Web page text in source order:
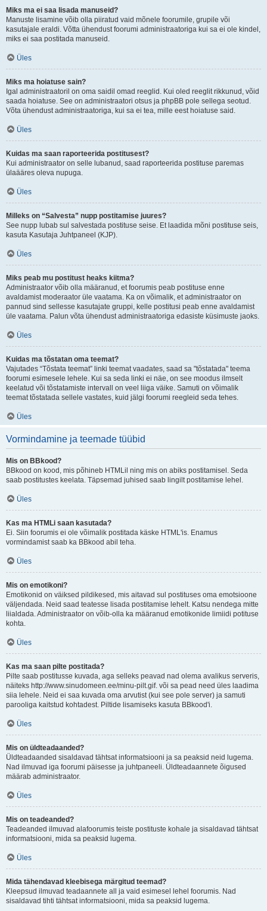
Miks ma ei saa lisada manuseid?
Manuste lisamine võib olla piiratud vaid mõnele foorumile, grupile või
kasutajale eraldi. Võtta ühendust foorumi administraatoriga kui sa ei ole kindel,
miks ei saa postitada manuseid.
Üles
Miks ma hoiatuse sain?
Igal administraatoril on oma saidil omad reeglid. Kui oled reeglit rikkunud, võid
saada hoiatuse. See on administraatori otsus ja phpBB pole sellega seotud.
Võta ühendust administraatoriga, kui sa ei tea, mille eest hoiatuse said.
Üles
Kuidas ma saan raporteerida postitusest?
Kui administraator on selle lubanud, saad raporteerida postituse paremas
ülaääres oleva nupuga.
Üles
Milleks on “Salvesta” nupp postitamise juures?
See nupp lubab sul salvestada postituse seise. Et laadida mõni postituse seis,
kasuta Kasutaja Juhtpaneel (KJP).
Üles
Miks peab mu postitust heaks kiitma?
Administraator võib olla määranud, et foorumis peab postituse enne
avaldamist moderaator üle vaatama. Ka on võimalik, et administraator on
pannud sind sellesse kasutajate gruppi, kelle postitusi peab enne avaldamist
üle vaatama. Palun võta ühendust administraatoriga edasiste küsimuste jaoks.
Üles
Kuidas ma tõstatan oma teemat?
Vajutades “Tõstata teemat” linki teemat vaadates, saad sa "tõstatada" teema
foorumi esimesele lehele. Kui sa seda linki ei näe, on see moodus ilmselt
keelatud või tõstatamiste intervall on veel liiga väike. Samuti on võimalik
teemat tõstatada sellele vastates, kuid jälgi foorumi reegleid seda tehes.
Üles
Vormindamine ja teemade tüübid
Mis on BBkood?
BBkood on kood, mis põhineb HTMLil ning mis on abiks postitamisel. Seda
saab postitustes keelata. Täpsemad juhised saab lingilt postitamise lehel.
Üles
Kas ma HTMLi saan kasutada?
Ei. Siin foorumis ei ole võimalik postitada käske HTML'is. Enamus
vormindamist saab ka BBkood abil teha.
Üles
Mis on emotikoni?
Emotikonid on väiksed pildikesed, mis aitavad sul postituses oma emotsioone
väljendada. Neid saad teatesse lisada postitamise lehelt. Katsu nendega mitte
liialdada. Administraator on võib-olla ka määranud emotikonide limiidi potituse
kohta.
Üles
Kas ma saan pilte postitada?
Pilte saab postitusse kuvada, aga selleks peavad nad olema avalikus serveris,
näiteks http://www.sinudomeen.ee/minu-pilt.gif. või sa pead need üles laadima
siia lehele. Neid ei saa kuvada oma arvutist (kui see pole server) ja samuti
parooliga kaitstud kohtadest. Piltide lisamiseks kasuta BBkood'i.
Üles
Mis on üldteadaanded?
Üldteadaanded sisaldavad tähtsat informatsiooni ja sa peaksid neid lugema.
Nad ilmuvad iga foorumi päisesse ja juhtpaneeli. Üldteadaannete õigused
määrab administraator.
Üles
Mis on teadeanded?
Teadeanded ilmuvad alafoorumis teiste postituste kohale ja sisaldavad tähtsat
informatsiooni, mida sa peaksid lugema.
Üles
Mida tähendavad kleebisega märgitud teemad?
Kleepsud ilmuvad teadaannete all ja vaid esimesel lehel foorumis. Nad
sisaldavad tihti tähtsat informatsiooni, mida sa peaksid lugema.